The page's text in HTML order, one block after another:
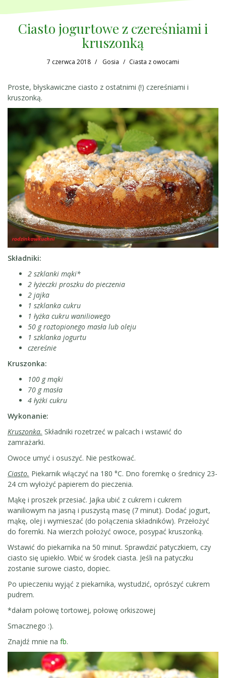
Ciasto jogurtowe z czereśniami i
kruszonką
7 czerwca 2018 Gosia Ciasta z owocami
Proste, błyskawiczne ciasto z ostatnimi (!) czereśniami i
kruszonką.
Składniki:
2 szklanki mąki*
2 łyżeczki proszku do pieczenia
2 jajka
1 szklanka cukru
1 łyżka cukru waniliowego
50 g roztopionego masła lub oleju
1 szklanka jogurtu
czereśnie
Kruszonka:
100 g mąki
70 g masła
4 łyżki cukru
Wykonanie:
Kruszonka. Składniki rozetrzeć w palcach i wstawić do
zamrażarki.
Owoce umyć i osuszyć. Nie pestkować.
Ciasto. Piekarnik włączyć na 180 °C. Dno foremkę o średnicy 23-
24 cm wyłożyć papierem do pieczenia.
Mąkę i proszek przesiać. Jajka ubić z cukrem i cukrem
waniliowym na jasną i puszystą masę (7 minut). Dodać jogurt,
mąkę, olej i wymieszać (do połączenia składników). Przełożyć
do foremki. Na wierzch położyć owoce, posypać kruszonką.
Wstawić do piekarnika na 50 minut. Sprawdzić patyczkiem, czy
ciasto się upiekło. Wbić w środek ciasta. Jeśli na patyczku
zostanie surowe ciasto, dopiec.
Po upieczeniu wyjąć z piekarnika, wystudzić, oprószyć cukrem
pudrem.
*dałam połowę tortowej, połowę orkiszowej
Smacznego :).
Znajdź mnie na fb.